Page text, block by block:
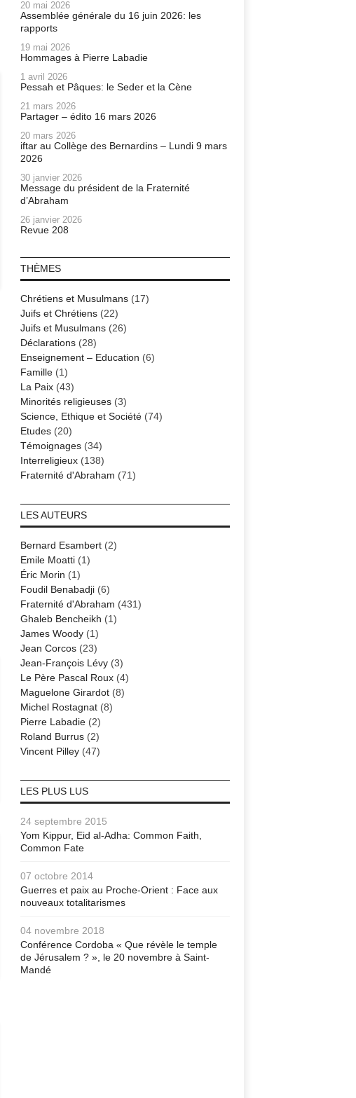
20 mai 2026
Assemblée générale du 16 juin 2026: les
rapports
19 mai 2026
Hommages à Pierre Labadie
1 avril 2026
Pessah et Pâques: le Seder et la Cène
21 mars 2026
Partager – édito 16 mars 2026
20 mars 2026
iftar au Collège des Bernardins – Lundi 9 mars
2026
30 janvier 2026
Message du président de la Fraternité
d’Abraham
26 janvier 2026
Revue 208
THÈMES
Chrétiens et Musulmans(17)
Juifs et Chrétiens(22)
Juifs et Musulmans(26)
Déclarations(28)
Enseignement – Education (6)
Famille(1)
La Paix(43)
Minorités religieuses(3)
Science, Ethique et Société(74)
Etudes(20)
Témoignages(34)
Interreligieux(138)
Fraternité d'Abraham (71)
LES AUTEURS
Bernard Esambert(2)
Emile Moatti(1)
Éric Morin (1)
Foudil Benabadji(6)
Fraternité d'Abraham (431)
Ghaleb Bencheikh (1)
James Woody(1)
Jean Corcos(23)
Jean-François Lévy(3)
Le Père Pascal Roux(4)
Maguelone Girardot(8)
Michel Rostagnat(8)
Pierre Labadie(2)
Roland Burrus(2)
Vincent Pilley(47)
LES PLUS LUS
24 septembre 2015
Yom Kippur, Eid al-Adha: Common Faith,
Common Fate
07 octobre 2014
Guerres et paix au Proche-Orient : Face aux
nouveaux totalitarismes
04 novembre 2018
Conférence Cordoba « Que révèle le temple
de Jérusalem ? », le 20 novembre à Saint-
Mandé